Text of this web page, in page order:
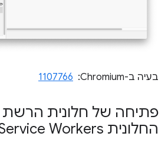
בעיה ב-Chromium: ‏ 1107766
פתיחה של חלונית הרשת
החלונית Service Workers